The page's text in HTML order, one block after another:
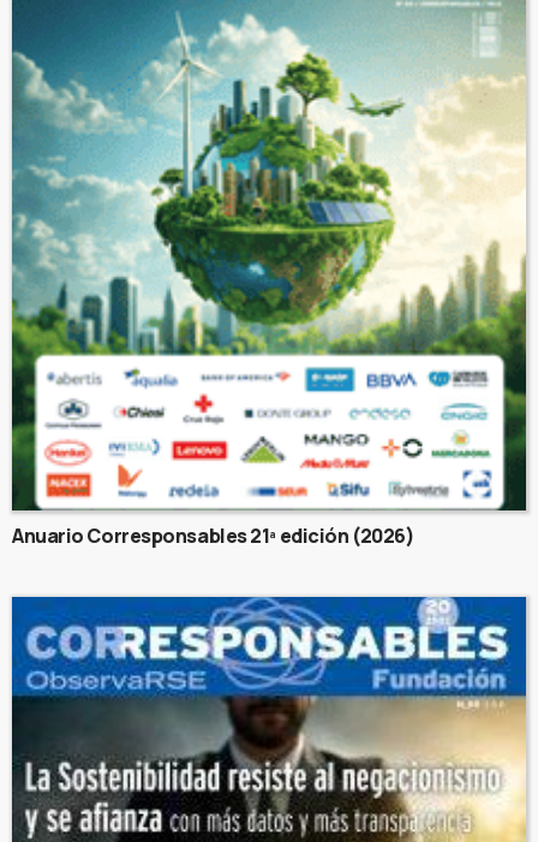
Anuario Corresponsables 21ª edición (2026)